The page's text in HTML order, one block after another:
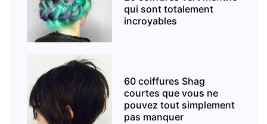
qui sont totalement
incroyables
60 coiffures Shag
courtes que vous ne
pouvez tout simplement
pas manquer